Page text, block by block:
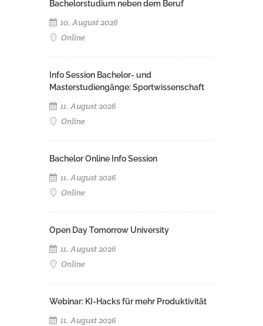
Bachelorstudium neben dem Beruf
10. August 2026
Online
Info Session Bachelor- und
Masterstudiengänge: Sportwissenschaft
11. August 2026
Online
Bachelor Online Info Session
11. August 2026
Online
Open Day Tomorrow University
11. August 2026
Online
Webinar: KI-Hacks für mehr Produktivität
11. August 2026